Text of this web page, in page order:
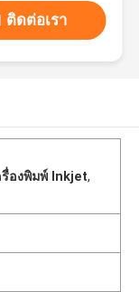
ติดต่อเรา
รื่องพิมพ์ Inkjet,